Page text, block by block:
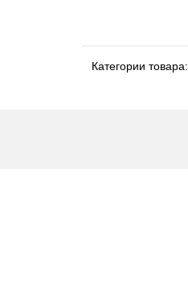
Категории товара: